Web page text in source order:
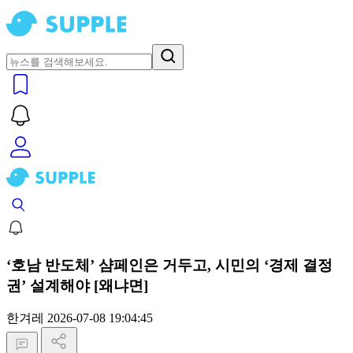
‘호남 반도체’ 샴페인은 거두고, 시민의 ‘경제 결정
권’ 설계해야 [왜냐면]
한겨레 2026-07-08 19:04:45